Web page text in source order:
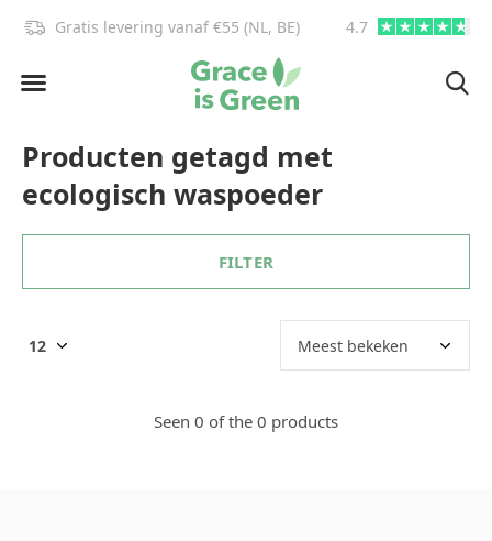
Gratis levering vanaf €55 (NL, BE) 4.7
Producten getagd met
ecologisch waspoeder
FILTER
Seen 0 of the 0 products